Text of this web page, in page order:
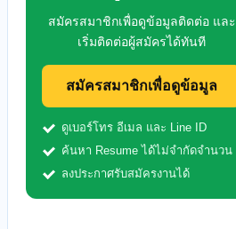
สมัครสมาชิกเพื่อดูข้อมูลติดต่อ และ
เริ่มติดต่อผู้สมัครได้ทันที
สมัครสมาชิกเพื่อดูข้อมูล
ดูเบอร์โทร อีเมล และ Line ID
ค้นหา Resume ได้ไม่จำกัดจำนวน
ลงประกาศรับสมัครงานได้